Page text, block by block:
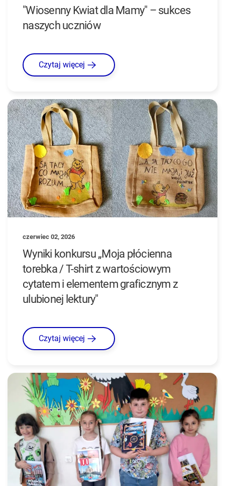
"Wiosenny Kwiat dla Mamy" – sukces
naszych uczniów
Czytaj więcej
czerwiec 02, 2026
Wyniki konkursu „Moja płócienna
torebka / T-shirt z wartościowym
cytatem i elementem graficznym z
ulubionej lektury"
Czytaj więcej